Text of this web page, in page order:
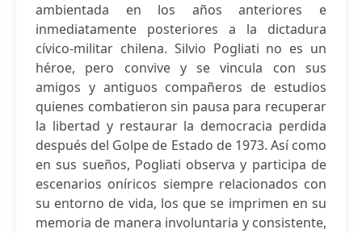
ambientada en los años anteriores e
inmediatamente posteriores a la dictadura
cívico-militar chilena. Silvio Pogliati no es un
héroe, pero convive y se vincula con sus
amigos y antiguos compañeros de estudios
quienes combatieron sin pausa para recuperar
la libertad y restaurar la democracia perdida
después del Golpe de Estado de 1973. Así como
en sus sueños, Pogliati observa y participa de
escenarios oníricos siempre relacionados con
su entorno de vida, los que se imprimen en su
memoria de manera involuntaria y consistente,